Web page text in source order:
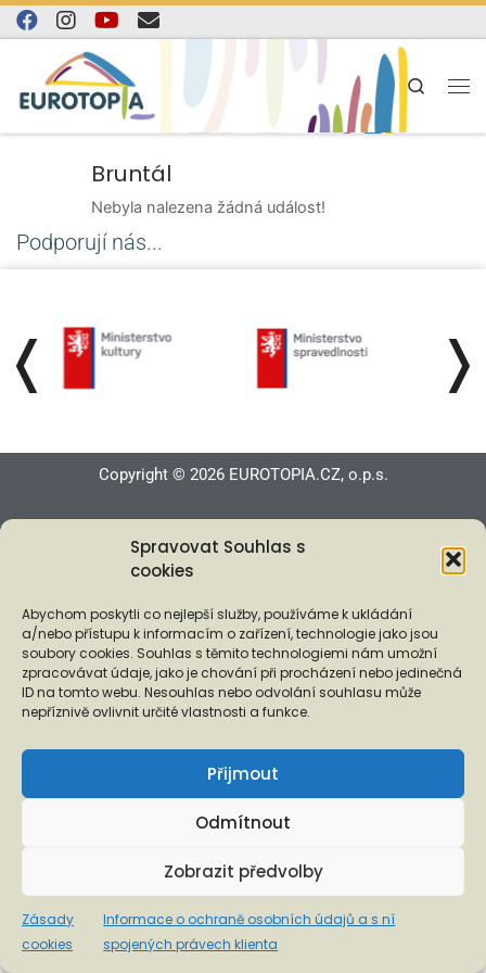
Spravovat Souhlas s
cookies
Abychom poskytli co nejlepší služby, používáme k ukládání
a/nebo přístupu k informacím o zařízení, technologie jako jsou
soubory cookies. Souhlas s těmito technologiemi nám umožní
zpracovávat údaje, jako je chování při procházení nebo jedinečná
ID na tomto webu. Nesouhlas nebo odvolání souhlasu může
nepříznivě ovlivnit určité vlastnosti a funkce.
Přijmout
Odmítnout
Zobrazit předvolby
Zásady
cookies
Informace o ochraně osobních údajů a s ní
spojených právech klienta
Skip to content
Search
Bruntál
Nebyla nalezena žádná událost!
Podporují nás...
❬ ❭
Copyright © 2026 EUROTOPIA.CZ, o.p.s.
Informace o ochraně osobních údajů a s ní spojených právech